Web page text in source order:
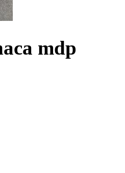
mdp